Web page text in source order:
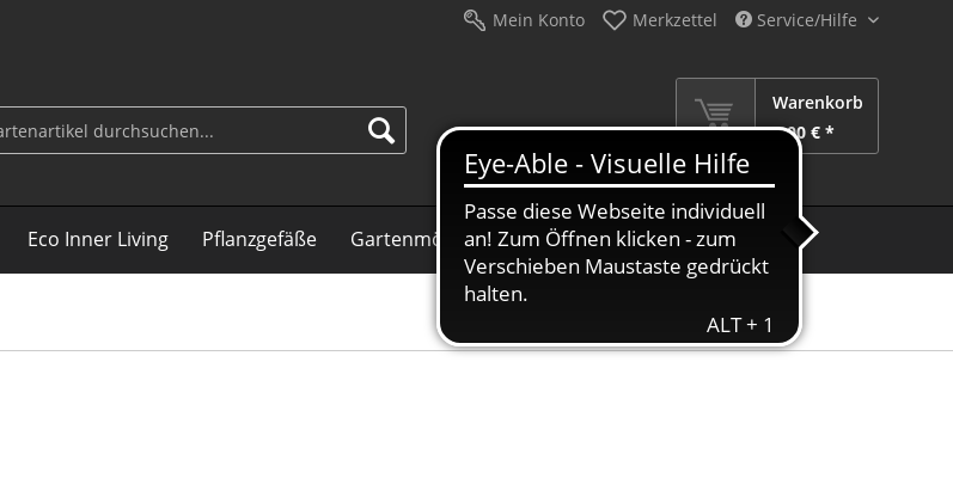
Mein Konto Merkzettel Service/Hilfe
Warenkorb
0,00 € *
Eco Inner Living Pflanzgefäße Gartenmöbel Schirme Dekoration Sale %